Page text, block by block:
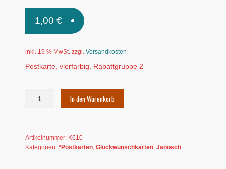
*Postkarten
Dies + Das
1,00 €
inkl. 19 % MwSt. zzgl. Versandkosten
Postkarte, vierfarbig, Rabattgruppe 2
Menge
In den Warenkorb
Artikelnummer: K610
Kategorien: *Postkarten, Glückwunschkarten, Janosch